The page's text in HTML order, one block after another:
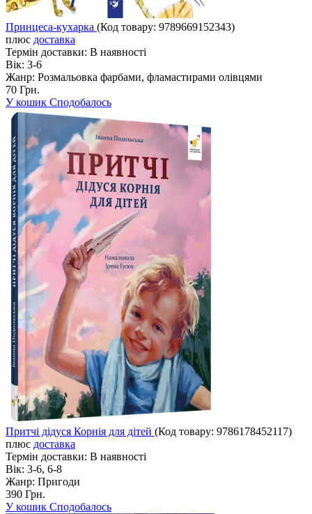
Принцеса-кухарка (Код товару: 9789669152343)
плюс доставка
Термін доставки: В наявності
Вік: 3-6
Жанр: Розмальовка фарбами, фламастирами олівцями
70 Грн.
У кошик Сподобалось
Притчі дідуся Корнія для дітей (Код товару: 9786178452117)
плюс доставка
Термін доставки: В наявності
Вік: 3-6, 6-8
Жанр: Пригоди
390 Грн.
У кошик Сподобалось